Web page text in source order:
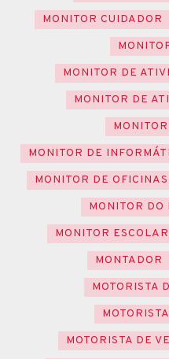
MONITOR CUIDADOR
MONITOR DE
MONITOR DE
MONITOR DE
MONITOR DE OFICINAS
MONITOR
MONITOR ESCOLAR
MONTADOR
MOTORISTA
MOTORISTA DE